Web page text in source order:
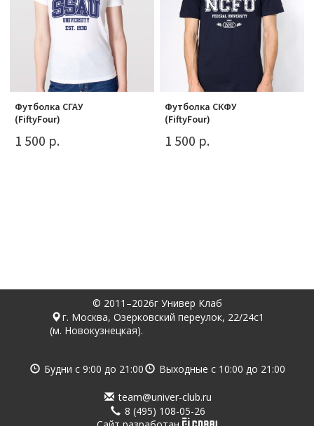
Футболка СГАУ
(FiftyFour)
1 500 р.
Футболка СКФУ
(FiftyFour)
1 500 р.
© 2011–2026г Универ Клаб
г. Москва, Озерковский переулок, 22/24с1
(м. Новокузнецкая).
Будни с 9:00 до 21:00 Выходные с 10:00 до 21:00
team@univer-club.ru
8 (495) 108-05-26